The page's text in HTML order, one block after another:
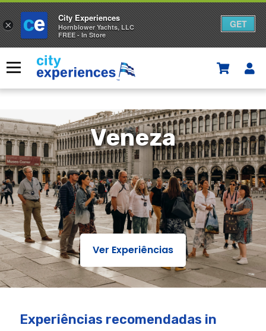
para
conteúdo
Menu
Veneza
Ver Experiências
Experiências recomendadas in
×
City Experiences
Hornblower Yachts, LLC
FREE - In Store
GET